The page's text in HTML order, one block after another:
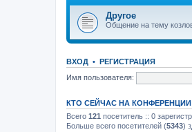
Другое
Общение на тему
ВХОД • РЕГИСТРАЦИЯ
Имя пользователя:
КТО СЕЙЧАС НА КОНФЕРЕНЦИИ
Всего 121 посетитель :: 0
Больше всего посетителей (5343)